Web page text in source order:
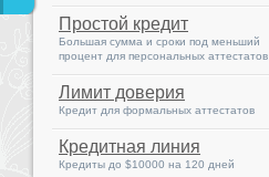
Простой кредит
Большая сумма и сроки под меньший
процент для персональных аттестатов
Лимит доверия
Кредит для формальных аттестатов
Кредитная линия
Кредиты до $10000 на 120 дней